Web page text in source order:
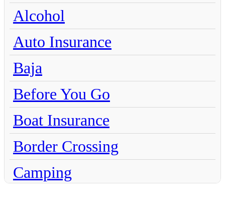
Alcohol
Auto Insurance
Baja
Before You Go
Boat Insurance
Border Crossing
Camping